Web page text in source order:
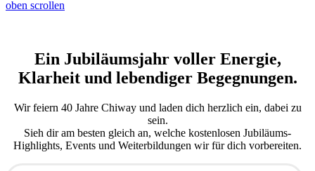
oben scrollen
Ein Jubiläumsjahr voller Energie,
Klarheit und lebendiger Begegnungen.
Wir feiern 40 Jahre Chiway und laden dich herzlich ein, dabei zu
sein.
Sieh dir am besten gleich an, welche kostenlosen Jubiläums-
Highlights, Events und Weiterbildungen wir für dich vorbereiten.